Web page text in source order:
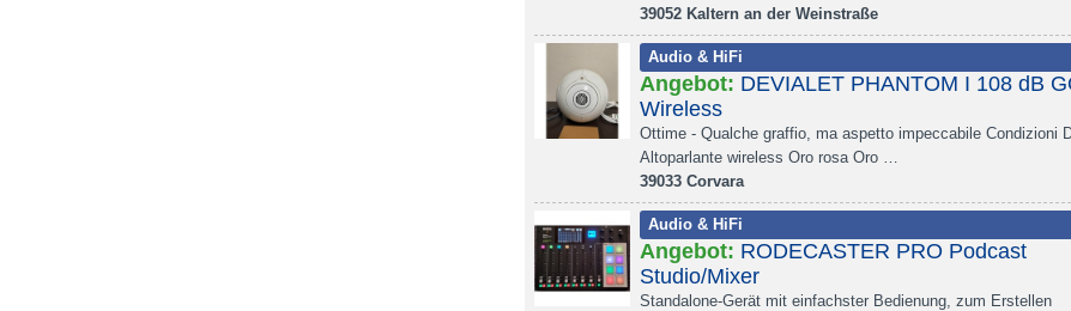
39052 Kaltern an der Weinstraße
Audio & HiFi
Angebot: DEVIALET PHANTOM I 108 dB
Wireless
Ottime - Qualche graffio, ma aspetto impeccabile Condizioni
Altoparlante wireless Oro rosa Oro …
39033 Corvara
Audio & HiFi
Angebot: RODECASTER PRO Podcast
Studio/Mixer
Standalone-Gerät mit einfachster Bedienung, zum Erstellen